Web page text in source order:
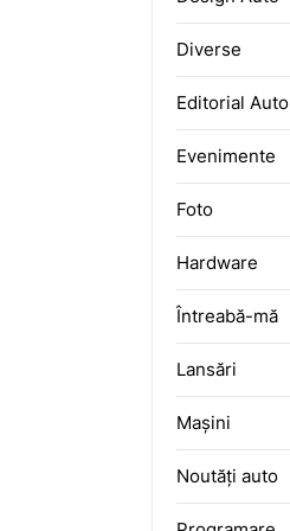
Diverse
Editorial Auto
Evenimente
Foto
Hardware
Întreabă-mă
Lansări
Mașini
Noutăți auto